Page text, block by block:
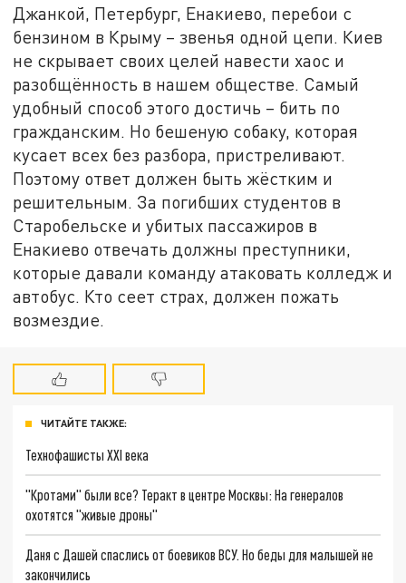
Джанкой, Петербург, Енакиево, перебои с
бензином в Крыму – звенья одной цепи. Киев
не скрывает своих целей навести хаос и
разобщённость в нашем обществе. Самый
удобный способ этого достичь – бить по
гражданским. Но бешеную собаку, которая
кусает всех без разбора, пристреливают.
Поэтому ответ должен быть жёстким и
решительным. За погибших студентов в
Старобельске и убитых пассажиров в
Енакиево отвечать должны преступники,
которые давали команду атаковать колледж и
автобус. Кто сеет страх, должен пожать
возмездие.
ЧИТАЙТЕ ТАКЖЕ:
Технофашисты XXI века
"Кротами" были все? Теракт в центре Москвы: На генералов
охотятся "живые дроны"
Даня с Дашей спаслись от боевиков ВСУ. Но беды для малышей не
закончились